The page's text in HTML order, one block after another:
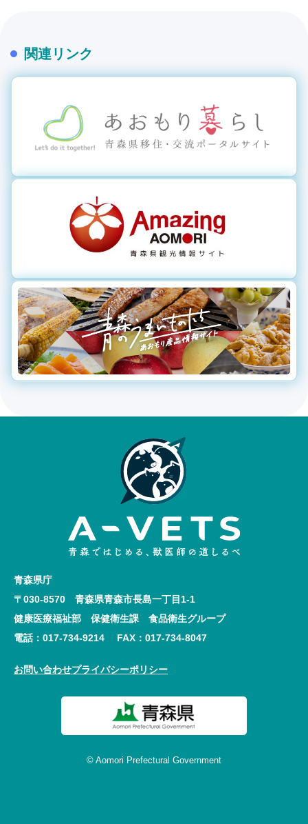
関連リンク
青森県庁
〒030-8570 青森県青森市長島一丁目1-1
健康医療福祉部 保健衛生課 食品衛生グループ
電話：017-734-9214 FAX：017-734-8047
お問い合わせプライバシーポリシー
© Aomori Prefectural Government